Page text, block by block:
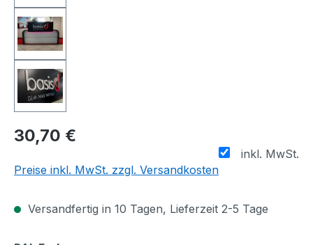
30,70 €
inkl. MwSt.
Preise inkl. MwSt. zzgl. Versandkosten
Versandfertig in 10 Tagen, Lieferzeit 2-5 Tage